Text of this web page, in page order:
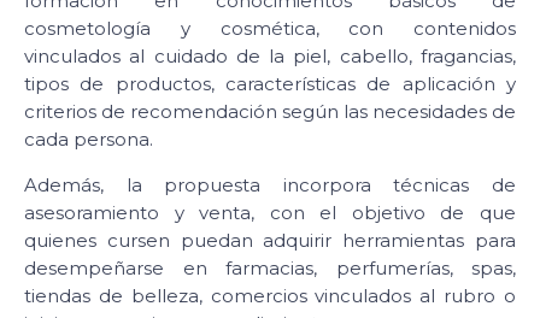
cosmetología y cosmética, con contenidos
vinculados al cuidado de la piel, cabello, fragancias,
tipos de productos, características de aplicación y
criterios de recomendación según las necesidades de
cada persona.
Además, la propuesta incorpora técnicas de
asesoramiento y venta, con el objetivo de que
quienes cursen puedan adquirir herramientas para
desempeñarse en farmacias, perfumerías, spas,
tiendas de belleza, comercios vinculados al rubro o